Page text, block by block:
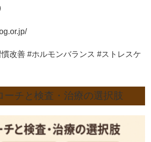
改善 #ホルモンバランス #ストレスケ
ーチと検査・治療の選択肢